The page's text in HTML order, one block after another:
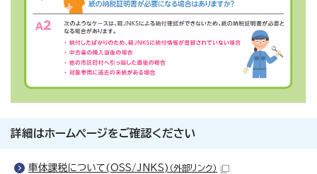
詳細はホームページをご確認ください
車体課税について(OSS/JNKS) （外部リンク）